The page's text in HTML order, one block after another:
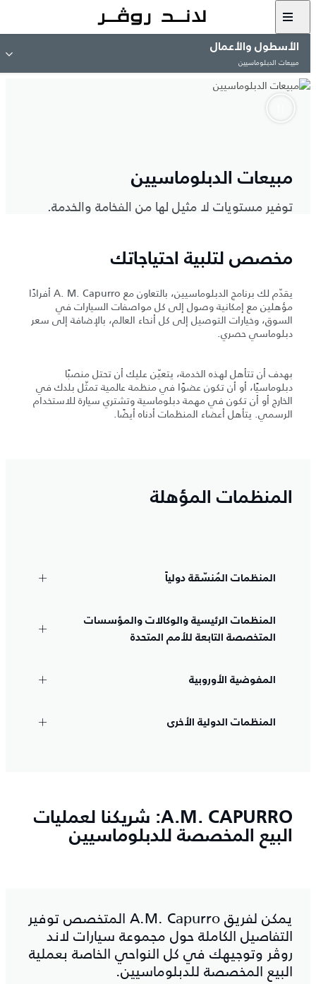
الأسطول والأعمال
مبيعات الدبلوماسيين
مبيعات الدبلوماسيين
توفير مستويات لا مثيل لها من الفخامة والخدمة.
مخصص لتلبية احتياجاتك
يقدّم لك برنامج الدبلوماسيين، بالتعاون مع A.‎ M.‎ Capurro أفرادًا
مؤهلين مع إمكانية وصول إلى كل مواصفات السيارات في
السوق، وخيارات التوصيل إلى كل أنحاء العالم، بالإضافة إلى سعر
دبلوماسي حصري.
بهدف أن تتأهل لهذه الخدمة، يتعيّن عليك أن تحتل منصبًا
دبلوماسيًا، أو أن تكون عضوًا في منظمة عالمية تمثّل بلدك في
الخارج أو أن تكون في مهمة دبلوماسية وتشتري سيارة للاستخدام
الرسمي. يتأهل أعضاء المنظمات أدناه أيضًا.
المنظمات المؤهلة
المنظمات المُنسّقة دولياً
المنظمات الرئيسية والوكالات والمؤسسات
المتخصصة التابعة للأمم المتحدة
المفوضية الأوروبية
المنظمات الدولية الأخرى
A.M.‎ CAPURRO: شريكنا لعمليات
البيع المخصصة للدبلوماسيين
يمكن لفريق A.M.‎ Capurro المتخصص توفير
التفاصيل الكاملة حول مجموعة سيارات لاند
روڤر وتوجيهك في كل النواحي الخاصة بعملية
البيع المخصصة للدبلوماسيين.